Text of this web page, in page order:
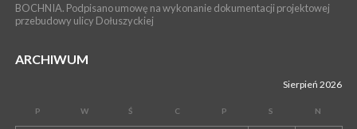
BOCHNIA. Podpisano umowę na wykonanie dokumentacji projektowej
przebudowy ulicy Dołuszyckiej
ARCHIWUM
Sierpień 2026
P W Ś C P S N